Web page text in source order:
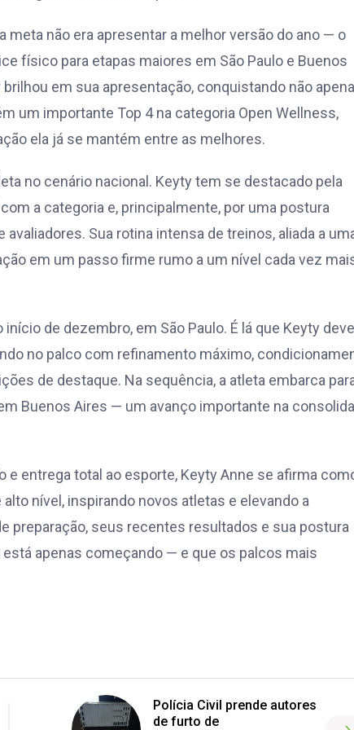
meta não era apresentar a melhor versão do ano — o
físico para etapas maiores em São Paulo e Buenos
em sua apresentação, conquistando não
um importante Top 4 na categoria Open Wellness,
ela já se mantém entre as melhores.
no cenário nacional. Keyty tem se destacado pela
a categoria e, principalmente, por uma postura
Sua rotina intensa de treinos, aliada a
em um passo firme rumo a um nível cada vez
de dezembro, em São Paulo. É lá que Keyty
no palco com refinamento máximo,
de destaque. Na sequência, a atleta embarca
Buenos Aires — um avanço importante na
entrega total ao esporte, Keyty Anne se afirma
nível, inspirando novos atletas e elevando a
preparação, seus recentes resultados e sua postura
apenas começando — e que os palcos mais
Polícia Civil prende autores
de furto de